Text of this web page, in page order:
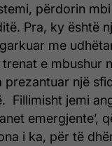
përdorin mbi
Pra, ky është
me
e mbushur
prezantuar një
Fillimisht jemi
emergjente’,
i ka, për të